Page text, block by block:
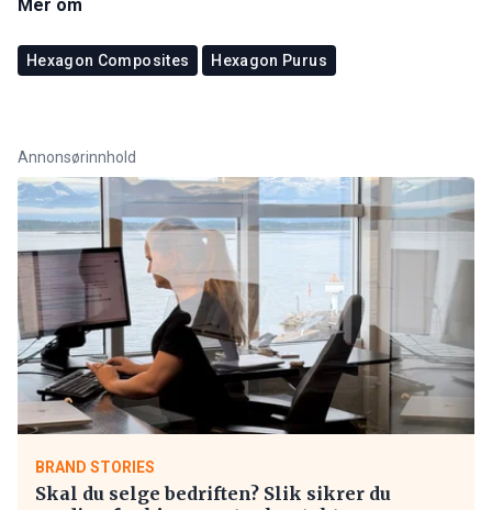
Mer om
Hexagon Composites Hexagon Purus
Annonsørinnhold
BRAND STORIES
Skal du selge bedriften? Slik sikrer du